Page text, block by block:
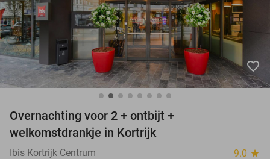
favorite_border
Overnachting voor 2 + ontbijt +
welkomstdrankje in Kortrijk
Ibis Kortrijk Centrum 9.0 star